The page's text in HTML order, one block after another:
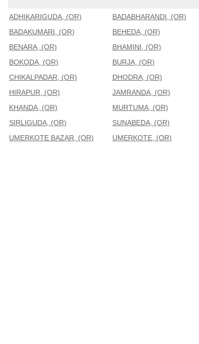
ADHIKARIGUDA, (OR)
BADABHARANDI, (OR)
BADAKUMARI, (OR)
BEHEDA, (OR)
BENARA, (OR)
BHAMINI, (OR)
BOKODA, (OR)
BURJA, (OR)
CHIKALPADAR, (OR)
DHODRA, (OR)
HIRAPUR, (OR)
JAMRANDA, (OR)
KHANDA, (OR)
MURTUMA, (OR)
SIRLIGUDA, (OR)
SUNABEDA, (OR)
UMERKOTE BAZAR, (OR)
UMERKOTE, (OR)